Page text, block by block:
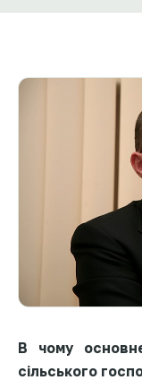
В чому
сільського